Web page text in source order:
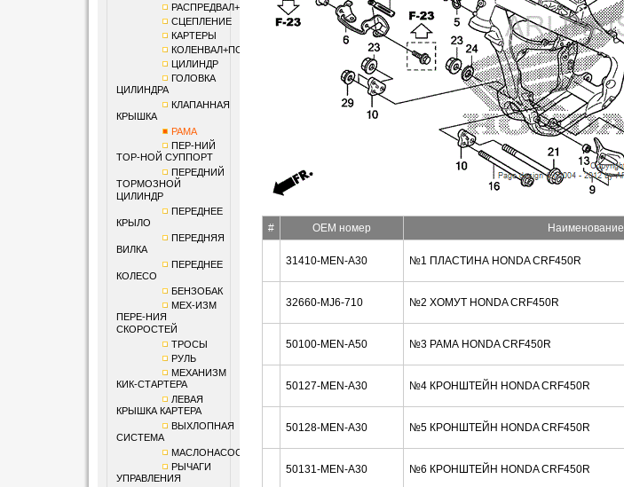
РАСПРЕДВАЛ+КЛАПАНЫ
СЦЕПЛЕНИЕ
КАРТЕРЫ
КОЛЕНВАЛ+ПОРШЕНЬ
ЦИЛИНДР
ГОЛОВКА
ЦИЛИНДРА
КЛАПАННАЯ
КРЫШКА
РАМА
ПЕР-НИЙ
ТОР-НОЙ СУППОРТ
ПЕРЕДНИЙ
ТОРМОЗНОЙ
ЦИЛИНДР
ПЕРЕДНЕЕ
КРЫЛО
ПЕРЕДНЯЯ
ВИЛКА
ПЕРЕДНЕЕ
КОЛЕСО
БЕНЗОБАК
МЕХ-ИЗМ
ПЕРЕ-НИЯ
СКОРОСТЕЙ
ТРОСЫ
РУЛЬ
МЕХАНИЗМ
КИК-СТАРТЕРА
ЛЕВАЯ
КРЫШКА КАРТЕРА
ВЫХЛОПНАЯ
СИСТЕМА
МАСЛОНАСОС
РЫЧАГИ
УПРАВЛЕНИЯ
# OEM номер Наименование
31410-MEN-A30 №1 ПЛАСТИНА HONDA CRF450R
32660-MJ6-710 №2 ХОМУТ HONDA CRF450R
50100-MEN-A50 №3 РАМА HONDA CRF450R
50127-MEN-A30 №4 КРОНШТЕЙН HONDA CRF450R
50128-MEN-A30 №5 КРОНШТЕЙН HONDA CRF450R
50131-MEN-A30 №6 КРОНШТЕЙН HONDA CRF450R